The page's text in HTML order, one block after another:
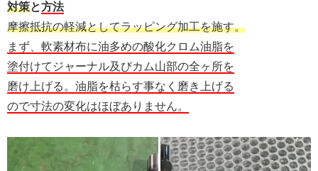
対策と方法
摩擦抵抗の軽減としてラッピング加工を施す。
まず、軟素材布に油多めの酸化クロム油脂を
塗付けてジャーナル及びカム山部の全ヶ所を
磨け上げる。油脂を枯らす事なく磨き上げる
ので寸法の変化はほぼありません。